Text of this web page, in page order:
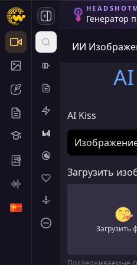
Генератор
ИИ
AI Kiss
Загрузить
Загрузить
Поддерживаемые